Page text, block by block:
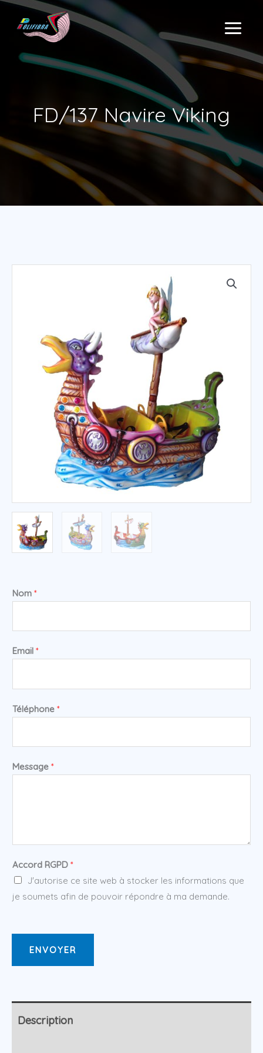
Aller
contenu
MAIN
MENU
FD/137 Navire Viking
Nom *
Email *
Téléphone *
Message *
Accord RGPD *
J'autorise ce site web à stocker les informations que
je soumets afin de pouvoir répondre à ma demande.
ENVOYER
Description